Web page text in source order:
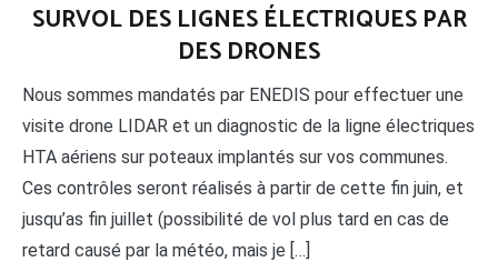
SURVOL DES LIGNES ÉLECTRIQUES PAR
DES DRONES
Nous sommes mandatés par ENEDIS pour effectuer une
visite drone LIDAR et un diagnostic de la ligne électriques
HTA aériens sur poteaux implantés sur vos communes.
Ces contrôles seront réalisés à partir de cette fin juin, et
jusqu’as fin juillet (possibilité de vol plus tard en cas de
retard causé par la météo, mais je […]